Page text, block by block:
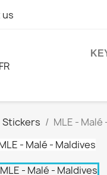
Stickers MLE - Malé